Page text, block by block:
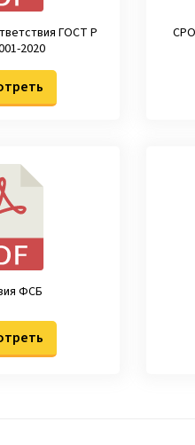
ГОСТ Р
2020
ФСБ